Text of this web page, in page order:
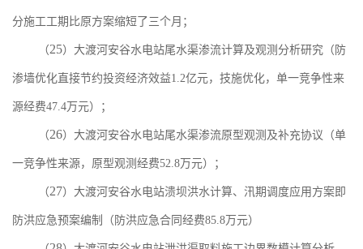
分施工工期比原方案缩短了三个月；
（25）大渡河安谷水电站尾水渠渗流计算及观测分析研究（防
渗墙优化直接节约投资经济效益1.2亿元，技施优化，单一竞争性来
源经费47.4万元） ；
（26）大渡河安谷水电站尾水渠渗流原型观测及补充协议（单
一竞争性来源，原型观测经费52.8万元） ；
（27）大渡河安谷水电站溃坝洪水计算、汛期调度应用方案即
防洪应急预案编制（防洪应急合同经费85.8万元）